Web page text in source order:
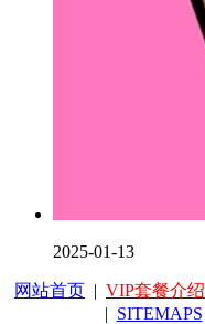
2025-01-13
网站首页 | VIP套餐介绍
| SITEMAPS